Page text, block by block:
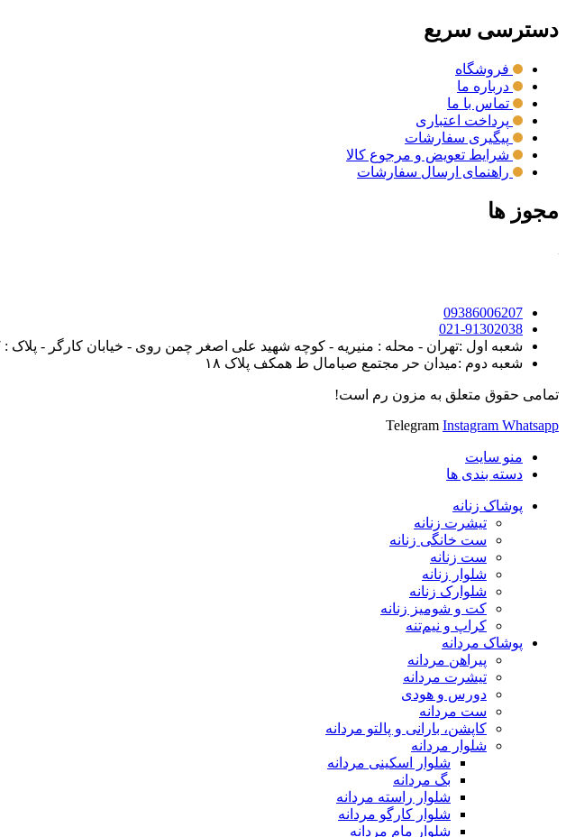
دسترسی سریع
فروشگاه
درباره ما
تماس با ما
پرداخت اعتباری
پیگیری سفارشات
شرایط تعویض و مرجوع کالا
راهنمای ارسال سفارشات
مجوز ها
09386006207
021-91302038
شعبه اول :تهران - محله : منیریه - کوچه شهید علی اصغر چمن روی - خیابان کارگر - پلاک : 827 - طبقه : همکف
شعبه دوم :میدان حر مجتمع صبامال ط همکف پلاک ۱۸
تمامی حقوق متعلق به مزون رم است!
Telegram Instagram Whatsapp
منو سایت
دسته بندی ها
پوشاک زنانه
تیشرت زنانه
ست خانگی زنانه
ست زنانه
شلوار زنانه
شلوارک زنانه
کت و شومیز زنانه
کراپ و نیم‌تنه
پوشاک مردانه
پیراهن مردانه
تیشرت مردانه
دورس و هودی
ست مردانه
کاپشن، بارانی و پالتو مردانه
شلوار مردانه
شلوار اسکینی مردانه
بگ مردانه
شلوار راسته مردانه
شلوار کارگو مردانه
شلوار مام مردانه